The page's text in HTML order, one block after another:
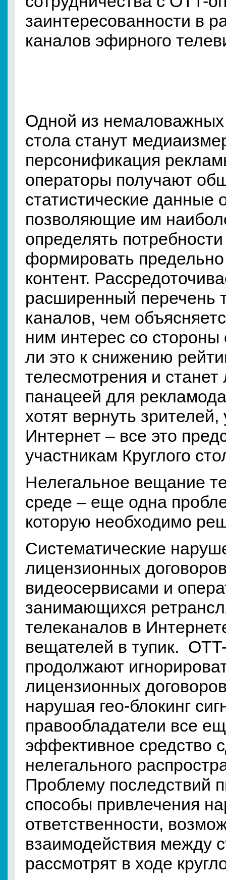
заинтересованности в
каналов эфирного
Одной из немаловажных
стола станут
персонификация
операторы получают
статистические данные
позволяющие им
определять
формировать
контент.
расширенный перечень
каналов, чем
ним интерес со
ли это к снижению
телесмотрения и станет
панацеей для
хотят вернуть
Интернет – все это
участникам Круглого
Нелегальное вещание
среде – еще одна
которую необходимо
Систематические
лицензионных
видеосервисами и
занимающихся
телеканалов в
вещателей в тупик.
продолжают
лицензионных
нарушая гео-блокинг
правообладатели все
эффективное средство
нелегального
Проблему последствий
способы привлечения
ответственности,
взаимодействия между
рассмотрят в ходе